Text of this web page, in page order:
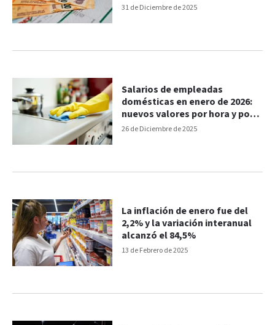
31 de Diciembre de 2025
26 de Diciembre de 2025
Salarios de empleadas
domésticas en enero de 2026:
nuevos valores por hora y por
mes con el bono
13 de Febrero de 2025
La inflación de enero fue del
2,2% y la variación interanual
alcanzó el 84,5%